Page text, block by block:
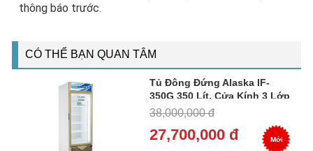
thông báo trước.
CÓ THỂ BẠN QUAN TÂM
Tủ Đông Đứng Alaska IF-
350G 350 Lít, Cửa Kính 3 Lớp
Low-E
38,000,000 đ
27,700,000 đ Mới